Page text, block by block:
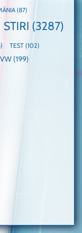
(87)
STIRI (3287)
TEST (102)
VW (199)